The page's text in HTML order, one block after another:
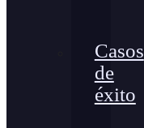
Casos
de
éxito